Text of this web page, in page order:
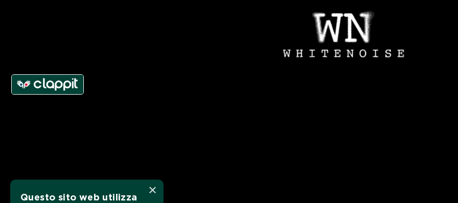
×
Questo sito web utilizza